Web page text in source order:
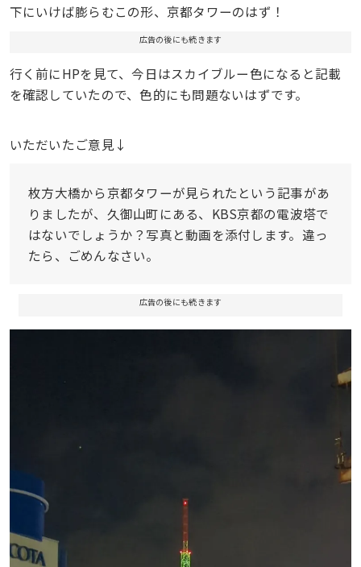
下にいけば膨らむこの形、京都タワーのはず！
広告の後にも続きます
行く前にHPを見て、今日はスカイブルー色になると記載
を確認していたので、色的にも問題ないはずです。
いただいたご意見↓
枚方大橋から京都タワーが見られたという記事があ
りましたが、久御山町にある、KBS京都の電波塔で
はないでしょうか？写真と動画を添付します。違っ
たら、ごめんなさい。
広告の後にも続きます